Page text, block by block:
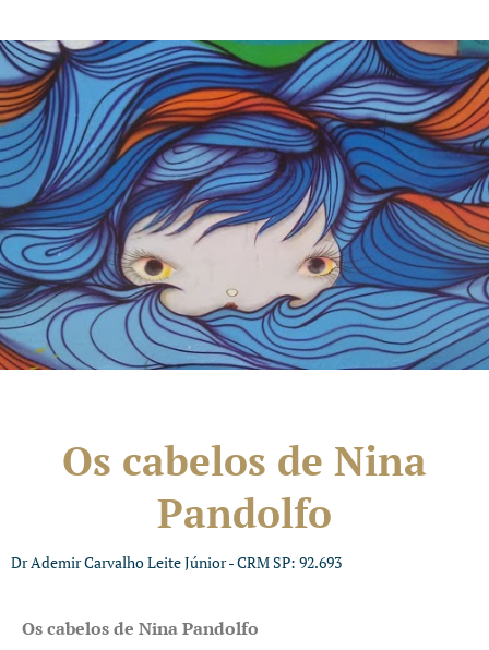
Os cabelos de Nina
Pandolfo
Dr Ademir Carvalho Leite Júnior - CRM SP: 92.693
Os cabelos de Nina Pandolfo